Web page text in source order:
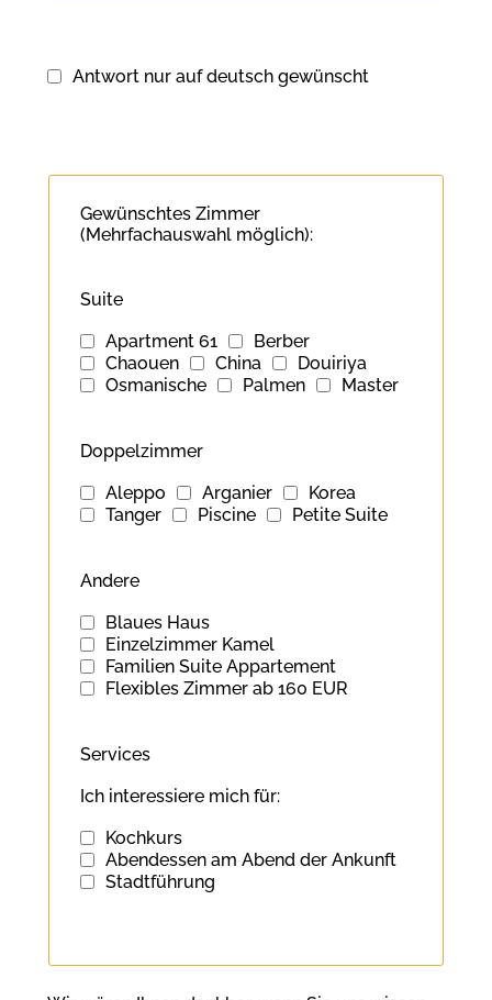
Antwort nur auf deutsch gewünscht
Gewünschtes Zimmer
(Mehrfachauswahl möglich):
Suite
Apartment 61
Berber
Chaouen
China
Douiriya
Osmanische
Palmen Master
Doppelzimmer
Aleppo
Arganier
Korea
Tanger
Piscine Petite Suite
Andere
Blaues Haus
Einzelzimmer Kamel
Familien Suite Appartement
Flexibles Zimmer ab 160 EUR
Services
Ich interessiere mich für:
Kochkurs
Abendessen am Abend der Ankunft
Stadtführung